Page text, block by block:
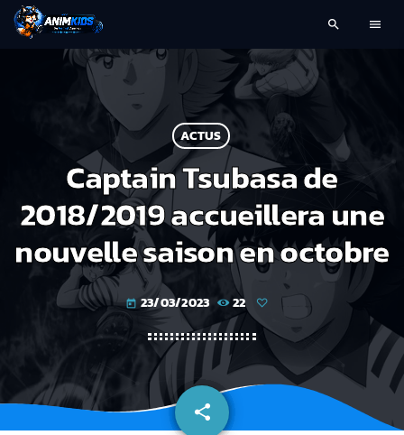
search menu
ACTUS
Captain Tsubasa de
2018/2019 accueillera une
nouvelle saison en octobre
today 23/03/2023 22
share
email